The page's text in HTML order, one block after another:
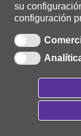
su
configuraciónEl
El
09/